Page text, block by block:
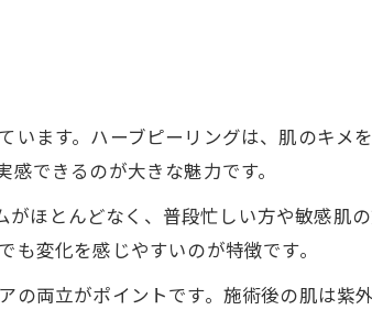
も安心なハーブピーリング施術方法
さしさに配慮した施術の流れ解説
店が行う丁寧なカウンセリングの重要性
ーリングで敏感肌の不安を解消する工夫
安心できるアフターケアのポイント
勢店で叶う自然派美肌ケア
ます。ハーブピーリングは、肌のキメ
できるのが大きな魅力です。
ほとんどなく、普段忙しい方や敏感肌
変化を感じやすいのが特徴です。
両立がポイントです。施術後の肌は紫